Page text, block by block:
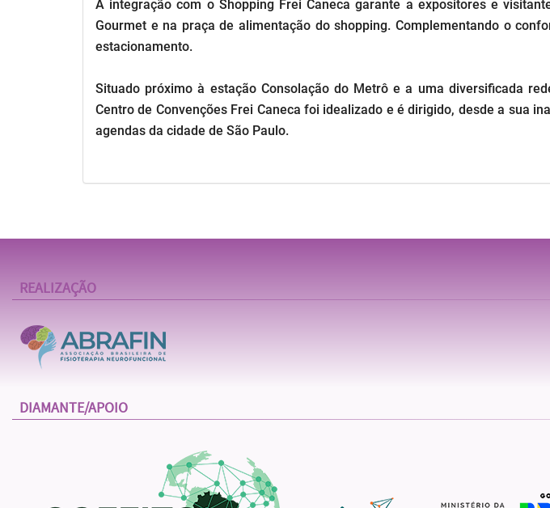
A integração com o Shopping Frei Caneca garante a expositores e
Gourmet e na praça de alimentação do shopping. Complementando o
estacionamento.
Situado próximo à estação Consolação do Metrô e a uma diversificada
Centro de Convenções Frei Caneca foi idealizado e é dirigido, desde a sua
agendas da cidade de São Paulo.
REALIZAÇÃO
DIAMANTE/APOIO